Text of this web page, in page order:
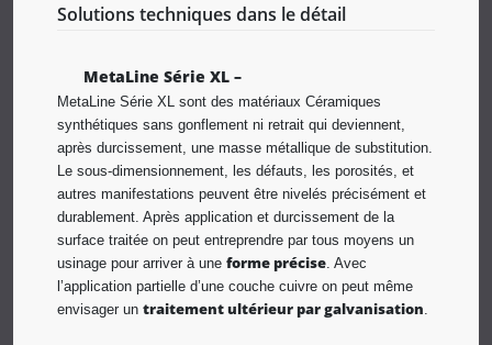
Solutions techniques dans le détail
MetaLine Série XL –
MetaLine Série XL sont des matériaux Céramiques
synthétiques sans gonflement ni retrait qui deviennent,
après durcissement, une masse métallique de substitution.
Le sous-dimensionnement, les défauts, les porosités, et
autres manifestations peuvent être nivelés précisément et
durablement. Après application et durcissement de la
surface traitée on peut entreprendre par tous moyens un
usinage pour arriver à une forme précise . Avec
l’application partielle d’une couche cuivre on peut même
envisager un traitement ultérieur par galvanisation